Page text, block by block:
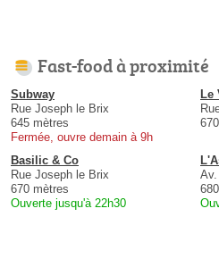
Fast-food à proximité
Subway
Rue Joseph le Brix
645 mètres
Fermée, ouvre demain à 9h
Le
Basilic & Co
Rue Joseph le Brix
670 mètres
Ouverte jusqu'à 22h30